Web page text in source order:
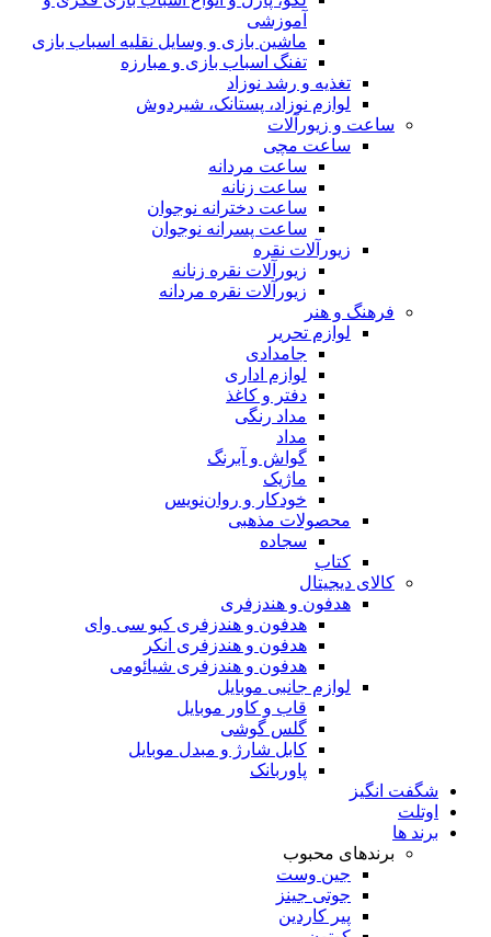
آموزشی
ماشین بازی و وسایل نقلیه اسباب بازی
تفنگ اسباب بازی و مبارزه
تغذیه و رشد نوزاد
لوازم نوزاد، پستانک، شیردوش
ساعت و زیور‌آلات
ساعت مچی
ساعت مردانه
ساعت زنانه
ساعت دخترانه نوجوان
ساعت پسرانه نوجوان
زیورآلات نقره
زیورآلات نقره زنانه
زیورآلات نقره مردانه
فرهنگ و هنر
لوازم تحریر
جامدادی
لوازم اداری
دفتر و کاغذ
مداد رنگی
مداد
گواش و آبرنگ
ماژیک
خودکار و روان‌نویس
محصولات مذهبی
سجاده
کتاب
کالای دیجیتال
هدفون و هندزفری
هدفون و هندزفری کیو سی وای
هدفون و هندزفری انکر
هدفون و هندزفری شیائومی
لوازم جانبی موبایل
قاب و کاور موبایل
گلس گوشی
کابل شارژ و مبدل موبایل
پاوربانک
شگفت انگیز
اوتلت
برند ها
برندهای محبوب
جین وست
جوتی جینز
پیر کاردین